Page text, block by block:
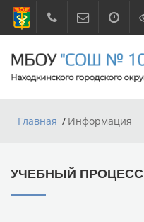
Главная Информация
УЧЕБНЫЙ ПРОЦЕСС